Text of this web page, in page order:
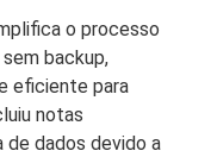
o processo
backup,
eficiente para
notas
dados devido a